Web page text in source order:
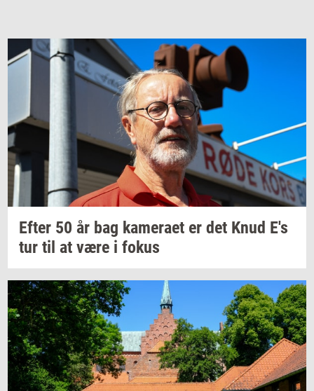
Efter 50 år bag ka­me­ra­et er det Knud E's
tur til at være i fokus